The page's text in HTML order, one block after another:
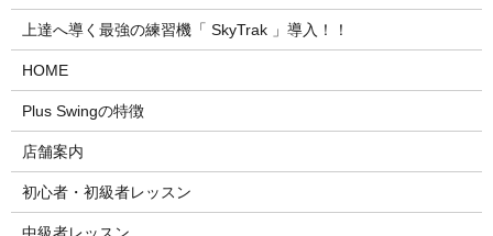
上達へ導く最強の練習機「 SkyTrak 」導入！！
HOME
Plus Swingの特徴
店舗案内
初心者・初級者レッスン